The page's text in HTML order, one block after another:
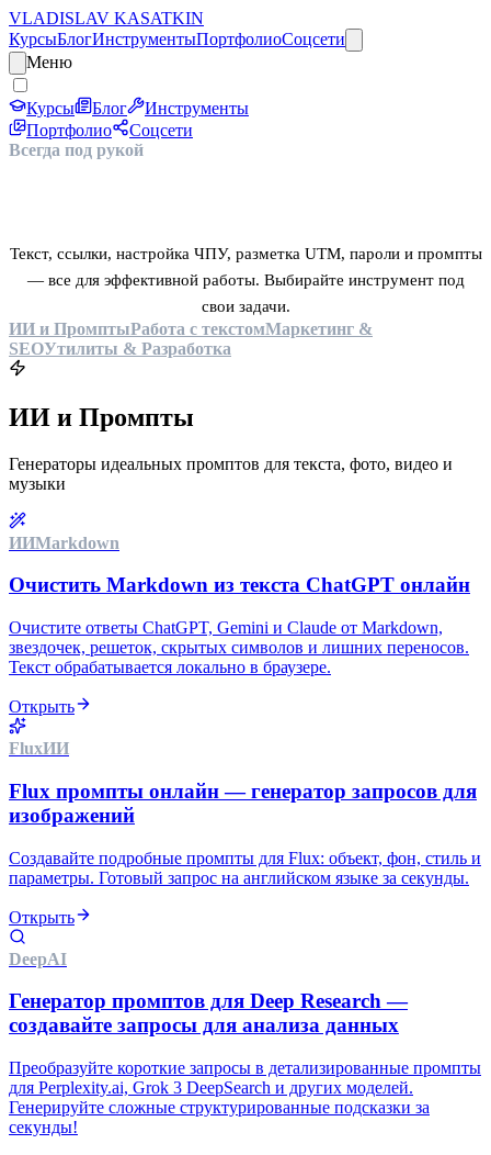
VLADISLAV KASATKIN
КурсыБлогИнструментыПортфолиоСоцсети
Меню
Курсы Блог
Инструменты
Портфолио
Соцсети
Всегда под рукой
Текст, ссылки, настройка ЧПУ, разметка UTM, пароли и промпты
— все для эффективной работы. Выбирайте инструмент под
свои задачи.
ИИ и ПромптыРабота с текстомМаркетинг &
SEOУтилиты & Разработка
ИИ и Промпты
Генераторы идеальных промптов для текста, фото, видео и
музыки
ИИMarkdown
Очистить Markdown из текста ChatGPT онлайн
Очистите ответы ChatGPT, Gemini и Claude от Markdown,
звездочек, решеток, скрытых символов и лишних переносов.
Текст обрабатывается локально в браузере.
Открыть
FluxИИ
Flux промпты онлайн — генератор запросов для
изображений
Создавайте подробные промпты для Flux: объект, фон, стиль и
параметры. Готовый запрос на английском языке за секунды.
Открыть
DeepAI
Генератор промптов для Deep Research —
создавайте запросы для анализа данных
Преобразуйте короткие запросы в детализированные промпты
для Perplexity.ai, Grok 3 DeepSearch и других моделей.
Генерируйте сложные структурированные подсказки за
секунды!